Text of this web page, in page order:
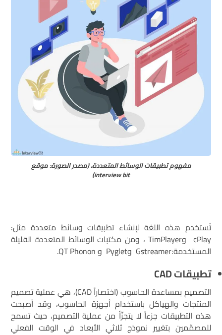
مفهوم تطبيقات الوسائط المتعددة، (مصدر الصورة: موقع
interview bit)
تُستخدم هذه اللغة لإنشاء تطبيقات وسائط متعددة مثل:
cPlay وTimPlayer ، ومن مكتبات الوسائط المتعددة القليلة
المستخدمة:Gstreamer وPyglet و QT Phonon.
تطبيقاتCAD
التصميم بمساعدة الحاسوب (اختصاراً CAD)، هي عملية تصميم
المنتجات والهياكل باستخدام أجهزة الحاسوب، وقد أصبحت
هذه التطبيقات جزءاً لا يتجزّأ من عملية التصميم، حيث تسمح
للمصمّمين بتغيير نموذج ثلاثي الأبعاد في الوقت الفعلي